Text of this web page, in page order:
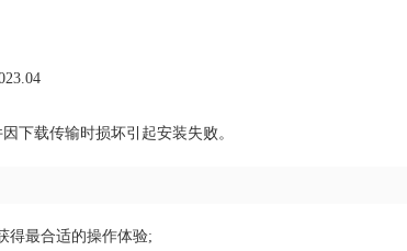
下载传输时损坏引起安装失败。
得最合适的操作体验;